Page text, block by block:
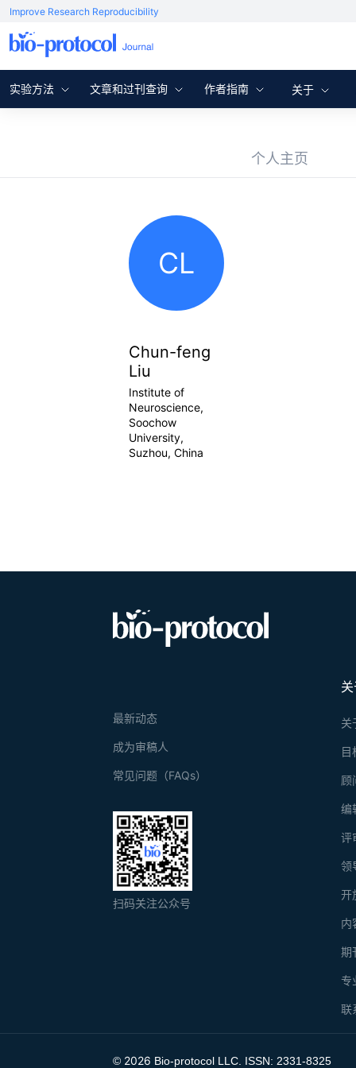
Improve Research Reproducibility
实验方法 文章和过刊查询 作者指南 关于
个人主页
CL
Chun-feng
Liu
Institute of
Neuroscience,
Soochow
University,
Suzhou, China
关
目
顾
编
评
领
开
内
期
专
联
最新动态
成为审稿人
常见问题（FAQs）
扫码关注公众号
© 2026 Bio-protocol LLC. ISSN: 2331-8325